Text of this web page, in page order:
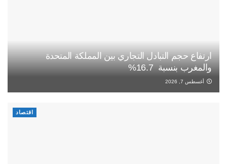
ارتفاع حجم التبادل التجاري بين المملكة المتحدة
والمغرب بنسبة 16.7%
أغسطس 7, 2026
اقتصاد